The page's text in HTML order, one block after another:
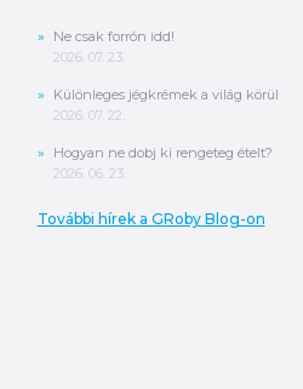
Ne csak forrón idd!
2026. 07. 23.
Különleges jégkrémek a világ körül
2026. 07. 22.
Hogyan ne dobj ki rengeteg ételt?
2026. 06. 23.
További hírek a GRoby Blog-on